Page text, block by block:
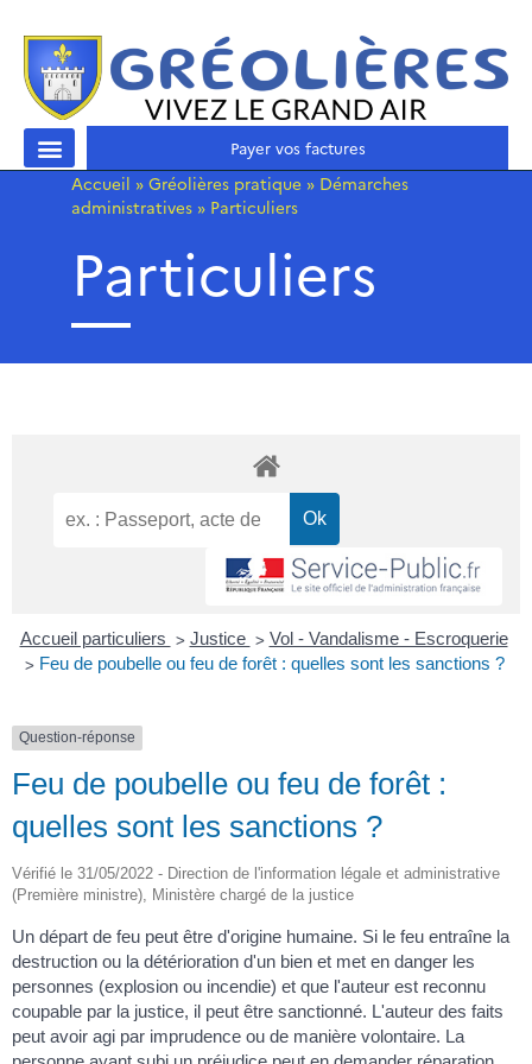
Payer vos factures
Accueil » Gréolières pratique » Démarches
administratives » Particuliers
Particuliers
Accueil particuliers > Justice > Vol - Vandalisme - Escroquerie
> Feu de poubelle ou feu de forêt : quelles sont les sanctions ?
Question-réponse
Feu de poubelle ou feu de forêt :
quelles sont les sanctions ?
Vérifié le 31/05/2022 - Direction de l'information légale et administrative
(Première ministre), Ministère chargé de la justice
Un départ de feu peut être d'origine humaine. Si le feu entraîne la
destruction ou la détérioration d'un bien et met en danger les
personnes (explosion ou incendie) et que l'auteur est reconnu
coupable par la justice, il peut être sanctionné. L'auteur des faits
peut avoir agi par imprudence ou de manière volontaire. La